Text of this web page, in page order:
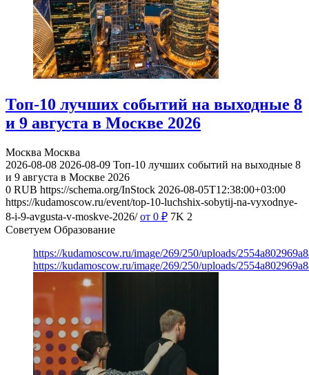
Топ-10 лучших событий на выходные 8
и 9 августа в Москве 2026
Москва Москва
2026-08-08 2026-08-09 Топ-10 лучших событий на выходные 8
и 9 августа в Москве 2026
0 RUB https://schema.org/InStock 2026-08-05T12:38:00+03:00
https://kudamoscow.ru/event/top-10-luchshix-sobytij-na-vyxodnye-
8-i-9-avgusta-v-moskve-2026/ от 0 ₽ 7K 2
Советуем Образование
https://kudamoscow.ru/image/269/250/uploads/
https://kudamoscow.ru/image/269/250/uploads/